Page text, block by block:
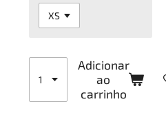
Adicionar
ao
carrinho